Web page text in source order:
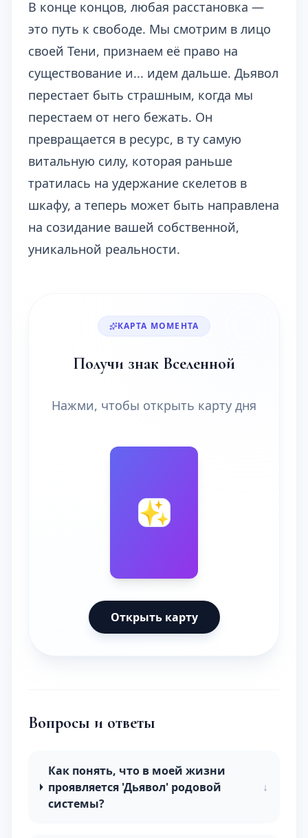
В конце концов, любая расстановка —
это путь к свободе. Мы смотрим в лицо
своей Тени, признаем её право на
существование и... идем дальше. Дьявол
перестает быть страшным, когда мы
перестаем от него бежать. Он
превращается в ресурс, в ту самую
витальную силу, которая раньше
тратилась на удержание скелетов в
шкафу, а теперь может быть направлена
на созидание вашей собственной,
уникальной реальности.
КАРТА МОМЕНТА
Получи знак Вселенной
Нажми, чтобы открыть карту дня
🔮
✨
Открыть карту
Вопросы и ответы
Как понять, что в моей жизни
проявляется 'Дьявол' родовой
системы?
↓